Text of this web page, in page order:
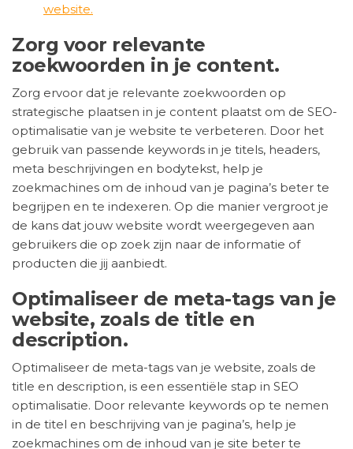
website.
Zorg voor relevante
zoekwoorden in je content.
Zorg ervoor dat je relevante zoekwoorden op
strategische plaatsen in je content plaatst om de SEO-
optimalisatie van je website te verbeteren. Door het
gebruik van passende keywords in je titels, headers,
meta beschrijvingen en bodytekst, help je
zoekmachines om de inhoud van je pagina’s beter te
begrijpen en te indexeren. Op die manier vergroot je
de kans dat jouw website wordt weergegeven aan
gebruikers die op zoek zijn naar de informatie of
producten die jij aanbiedt.
Optimaliseer de meta-tags van je
website, zoals de title en
description.
Optimaliseer de meta-tags van je website, zoals de
title en description, is een essentiële stap in SEO
optimalisatie. Door relevante keywords op te nemen
in de titel en beschrijving van je pagina’s, help je
zoekmachines om de inhoud van je site beter te